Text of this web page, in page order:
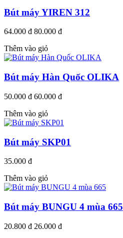
Bút máy YIREN 312
64.000 đ 80.000 đ
Thêm vào giỏ
Bút máy Hàn Quốc OLIKA
50.000 đ 60.000 đ
Thêm vào giỏ
Bút máy SKP01
35.000 đ
Thêm vào giỏ
Bút máy BUNGU 4 mùa 665
20.800 đ 26.000 đ